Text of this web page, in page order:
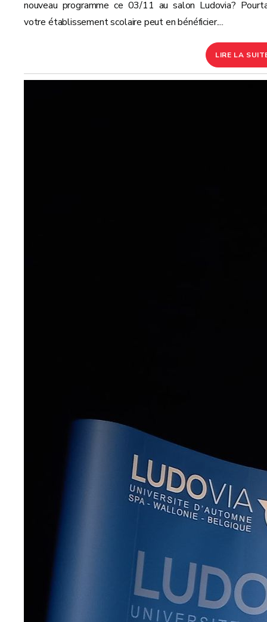
nouveau programme ce 03/11 au salon Ludovia?
votre établissement scolaire peut en bénéficier....
LIRE LA